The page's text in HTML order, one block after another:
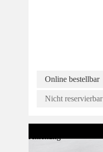
Online bestellbar
Nicht reservierbar